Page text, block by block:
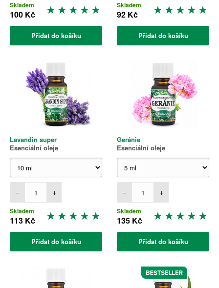
Skladem
100 Kč
Přidat do košíku
Skladem
92 Kč
Přidat do košíku
Lavandin super
Esenciální oleje
- +
Skladem
113 Kč
Přidat do košíku
Geránie
Esenciální oleje
- +
Skladem
135 Kč
Přidat do košíku